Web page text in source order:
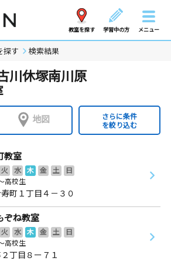
教室を探す 学習中の方 メニュー
探す 検索結果
川休塚南川原
地図
さらに条件
を絞り込む
教室
火 水 木 金 土
日
高校生
町１丁目４－３０
ぞね教室
火 水 木 金 土
日
高校生
丁目８ー７１